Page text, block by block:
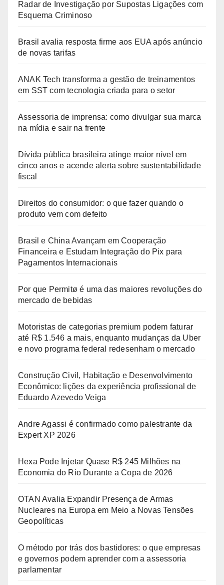
Radar de Investigação por Supostas Ligações com
Esquema Criminoso
Brasil avalia resposta firme aos EUA após anúncio
de novas tarifas
ANAK Tech transforma a gestão de treinamentos
em SST com tecnologia criada para o setor
Assessoria de imprensa: como divulgar sua marca
na mídia e sair na frente
Dívida pública brasileira atinge maior nível em
cinco anos e acende alerta sobre sustentabilidade
fiscal
Direitos do consumidor: o que fazer quando o
produto vem com defeito
Brasil e China Avançam em Cooperação
Financeira e Estudam Integração do Pix para
Pagamentos Internacionais
Por que Permitø é uma das maiores revoluções do
mercado de bebidas
Motoristas de categorias premium podem faturar
até R$ 1.546 a mais, enquanto mudanças da Uber
e novo programa federal redesenham o mercado
Construção Civil, Habitação e Desenvolvimento
Econômico: lições da experiência profissional de
Eduardo Azevedo Veiga
Andre Agassi é confirmado como palestrante da
Expert XP 2026
Hexa Pode Injetar Quase R$ 245 Milhões na
Economia do Rio Durante a Copa de 2026
OTAN Avalia Expandir Presença de Armas
Nucleares na Europa em Meio a Novas Tensões
Geopolíticas
O método por trás dos bastidores: o que empresas
e governos podem aprender com a assessoria
parlamentar